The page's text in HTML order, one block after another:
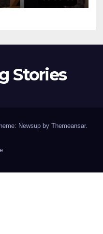
Stories
Newsup by Themeansar.